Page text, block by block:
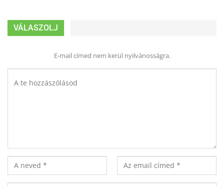
VÁLASZOLJ
E-mail címed nem kerül nyilvánosságra.